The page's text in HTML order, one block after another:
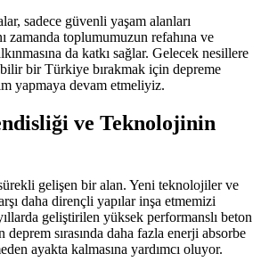
sadece güvenli yaşam alanları
zamanda toplumumuzun refahına ve
da katkı sağlar. Gelecek nesillere
bir Türkiye bırakmak için depreme
yapmaya devam etmeliyiz.
ve Teknolojinin
gelişen bir alan. Yeni teknolojiler ve
daha dirençli yapılar inşa etmemizi
geliştirilen yüksek performanslı beton
sırasında daha fazla enerji absorbe
ayakta kalmasına yardımcı oluyor.